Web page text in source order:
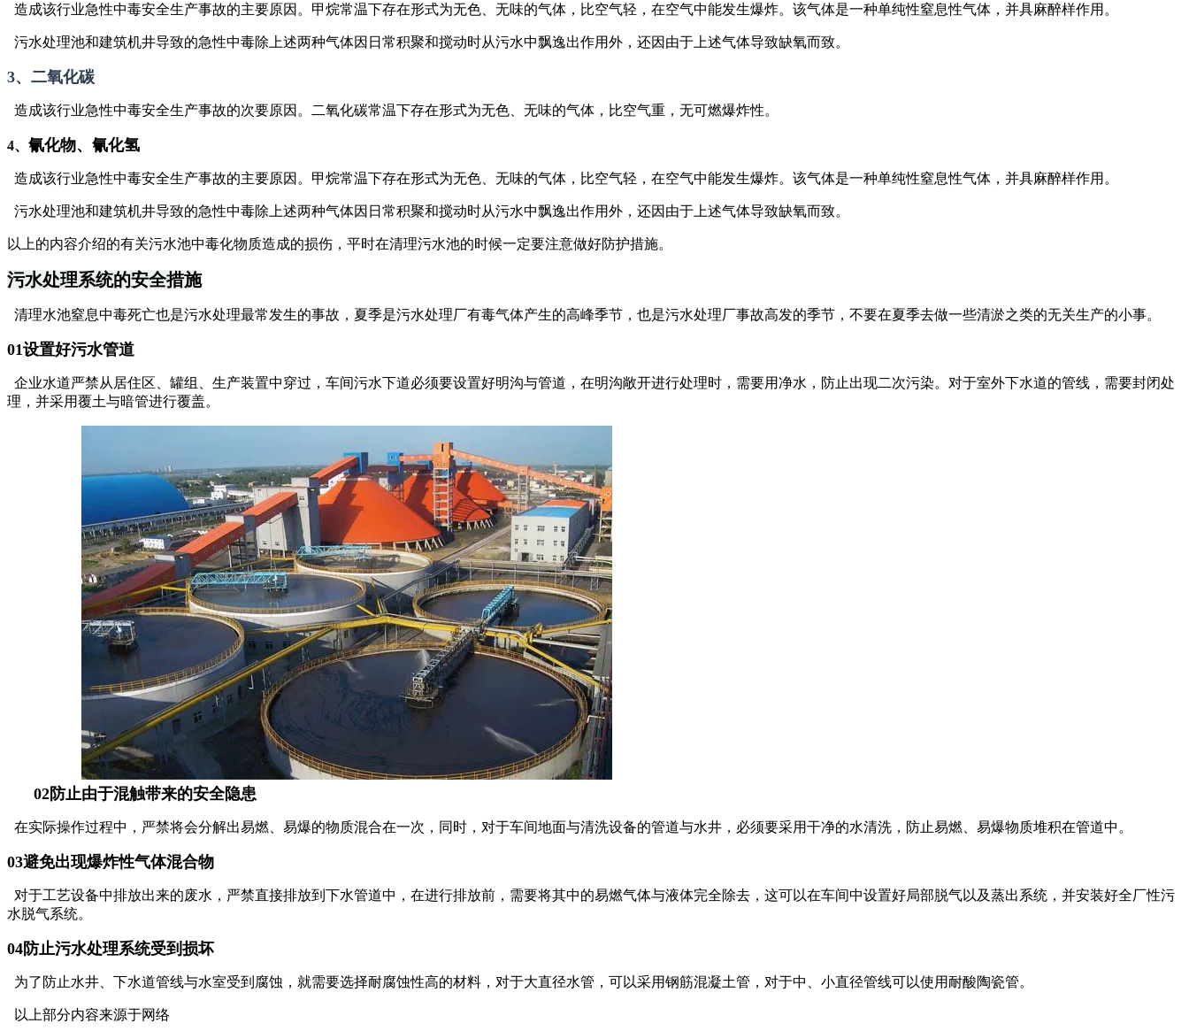
造成该行业急性中毒安全生产事故的主要原因。甲烷常温下存在形式为无色、无味的气体，比空气轻，在空气中能发生爆炸。该气体是一种单纯性窒息性气体，并具麻醉样作用。
污水处理池和建筑机井导致的急性中毒除上述两种气体因日常积聚和搅动时从污水中飘逸出作用外，还因由于上述气体导致缺氧而致。
3、二氧化碳
造成该行业急性中毒安全生产事故的次要原因。二氧化碳常温下存在形式为无色、无味的气体，比空气重，无可燃爆炸性。
4、 氰化物、氰化氢
造成该行业急性中毒安全生产事故的主要原因。甲烷常温下存在形式为无色、无味的气体，比空气轻，在空气中能发生爆炸。该气体是一种单纯性窒息性气体，并具麻醉样作用。
污水处理池和建筑机井导致的急性中毒除上述两种气体因日常积聚和搅动时从污水中飘逸出作用外，还因由于上述气体导致缺氧而致。
以上的内容介绍的有关污水池中毒化物质造成的损伤，平时在清理污水池的时候一定要注意做好防护措施。
污水处理系统的安全措施
清理水池窒息中毒死亡也是污水处理最常发生的事故，夏季是污水处理厂有毒气体产生的高峰季节，也是污水处理厂事故高发的季节，不要在夏季去做一些清淤之类的无关生产的小事。
01设置好污水管道
企业水道严禁从居住区、罐组、生产装置中穿过，车间污水下道必须要设置好明沟与管道，在明沟敞开进行处理时，需要用净水，防止出现二次污染。对于室外下水道的管线，需要封闭处
理，并采用覆土与暗管进行覆盖。
02防止由于混触带来的安全隐患
在实际操作过程中，严禁将会分解出易燃、易爆的物质混合在一次，同时，对于车间地面与清洗设备的管道与水井，必须要采用干净的水清洗，防止易燃、易爆物质堆积在管道中。
03避免出现爆炸性气体混合物
对于工艺设备中排放出来的废水，严禁直接排放到下水管道中，在进行排放前，需要将其中的易燃气体与液体完全除去，这可以在车间中设置好局部脱气以及蒸出系统，并安装好全厂性污
水脱气系统。
04防止污水处理系统受到损坏
为了防止水井、下水道管线与水室受到腐蚀，就需要选择耐腐蚀性高的材料，对于大直径水管，可以采用钢筋混凝土管，对于中、小直径管线可以使用耐酸陶瓷管。
以上部分内容来源于网络